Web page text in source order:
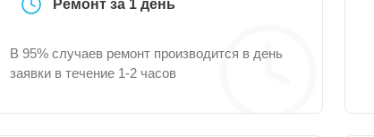
Ремонт за 1 день
В 95% случаев ремонт производится в день
заявки в течение 1-2 часов